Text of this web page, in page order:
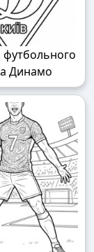
Динамо